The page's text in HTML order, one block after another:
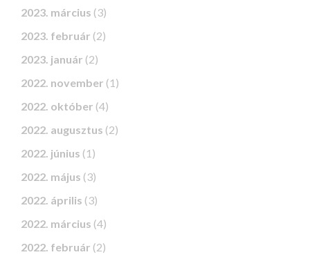
2023. március (3)
2023. február (2)
2023. január (2)
2022. november (1)
2022. október (4)
2022. augusztus (2)
2022. június (1)
2022. május (3)
2022. április (3)
2022. március (4)
2022. február (2)